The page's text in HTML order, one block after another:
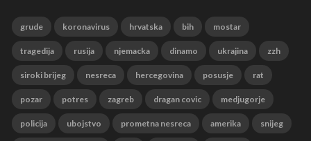
grude koronavirus hrvatska bih mostar
tragedija rusija njemacka dinamo ukrajina zzh
siroki brijeg nesreca hercegovina posusje rat
pozar potres zagreb dragan covic medjugorje
policija ubojstvo prometna nesreca amerika snijeg